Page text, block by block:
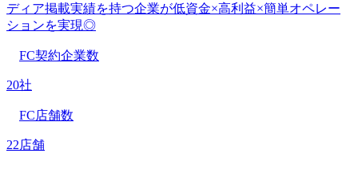
ディア掲載実績を持つ企業が低資金×高利益×簡単オペレー
ションを実現◎
FC契約企業数
20社
FC店舗数
22店舗